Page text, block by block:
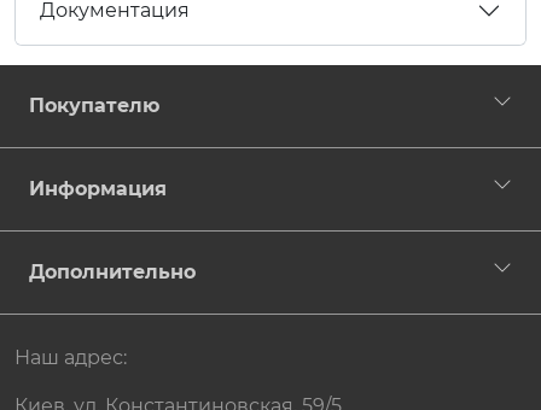
Документация
Покупателю
Информация
Дополнительно
Наш адрес:
Киев, ул. Константиновская, 59/5